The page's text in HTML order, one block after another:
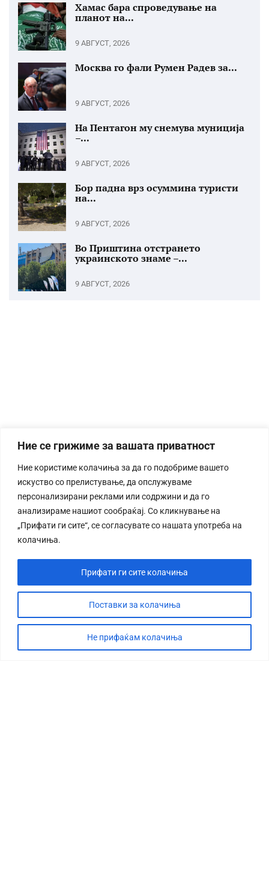
Ние се грижиме за вашата приватност
Ние користиме колачиња за да го подобриме вашето
искуство со прелистување, да опслужуваме
персонализирани реклами или содржини и да го
анализираме нашиот сообраќај. Со кликнување на
„Прифати ги сите“, се согласувате со нашата употреба на
колачиња.
Поставки за колачиња
Не прифаќам колачиња
Прифати ги сите колачиња
Хамас бара спроведување на
планот на...
9 АВГУСТ, 2026
Москва го фали Румен Радев за...
9 АВГУСТ, 2026
На Пентагон му снемува муниција
–...
9 АВГУСТ, 2026
Бор падна врз осуммина туристи
на...
9 АВГУСТ, 2026
Во Приштина отстрането
украинското знаме –...
9 АВГУСТ, 2026